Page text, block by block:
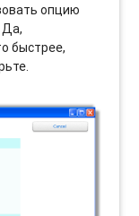
опцию
Да,
быстрее,